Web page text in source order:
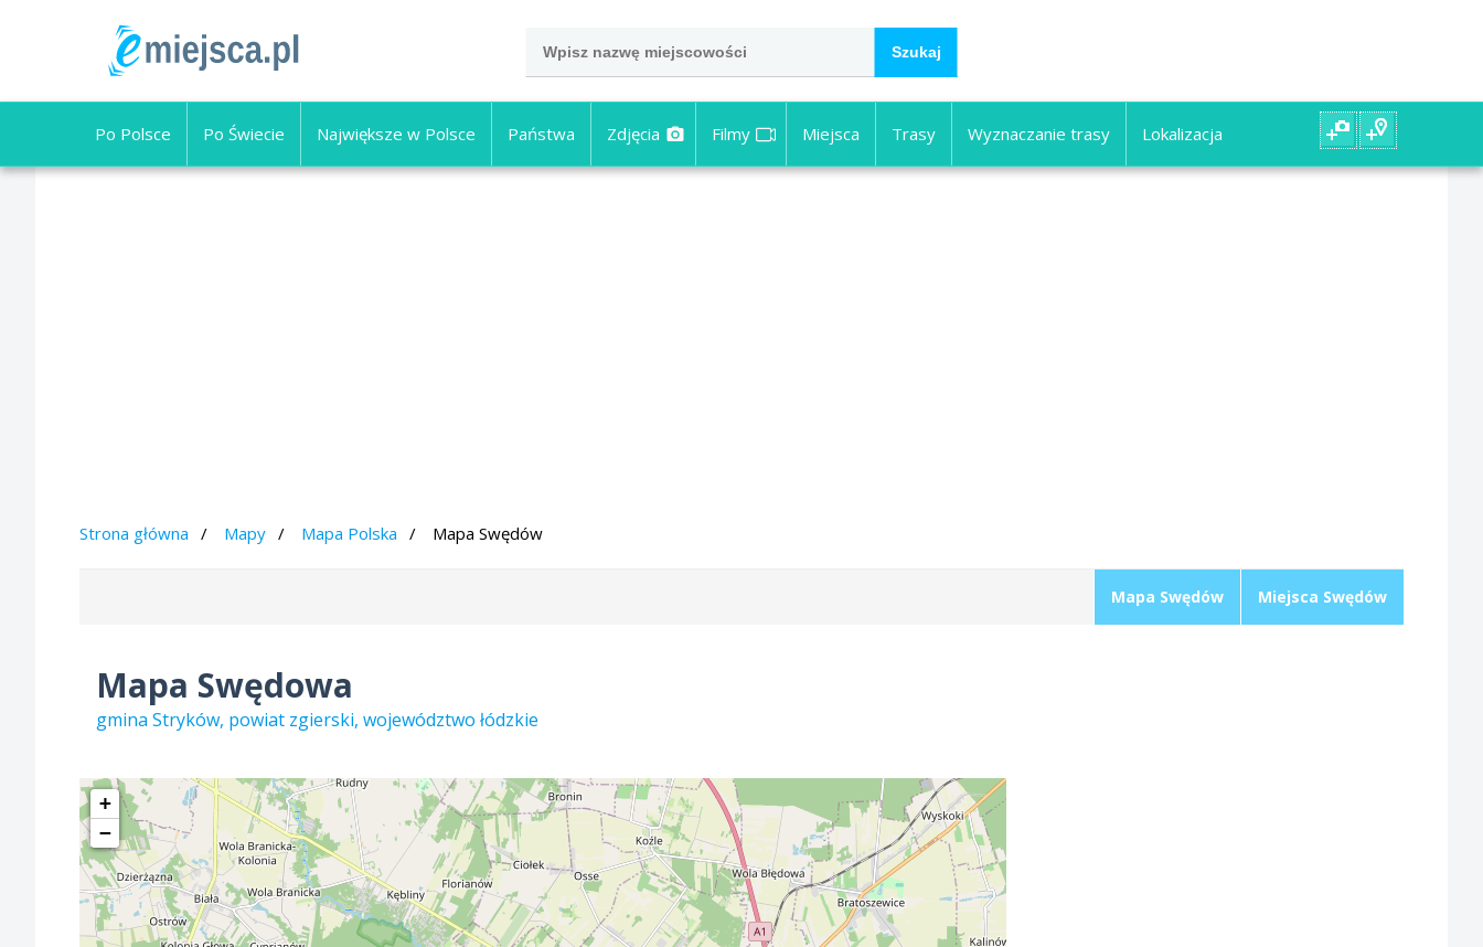
Po Polsce Po Świecie Największe w Polsce Państwa Zdjęcia Filmy Miejsca Trasy Wyznaczanie trasy Lokalizacja
Strona główna Mapy Mapa Polska Mapa Swędów
Mapa Swędów Miejsca Swędów
Mapa Swędowa
gmina Stryków, powiat zgierski, województwo łódzkie
+
−